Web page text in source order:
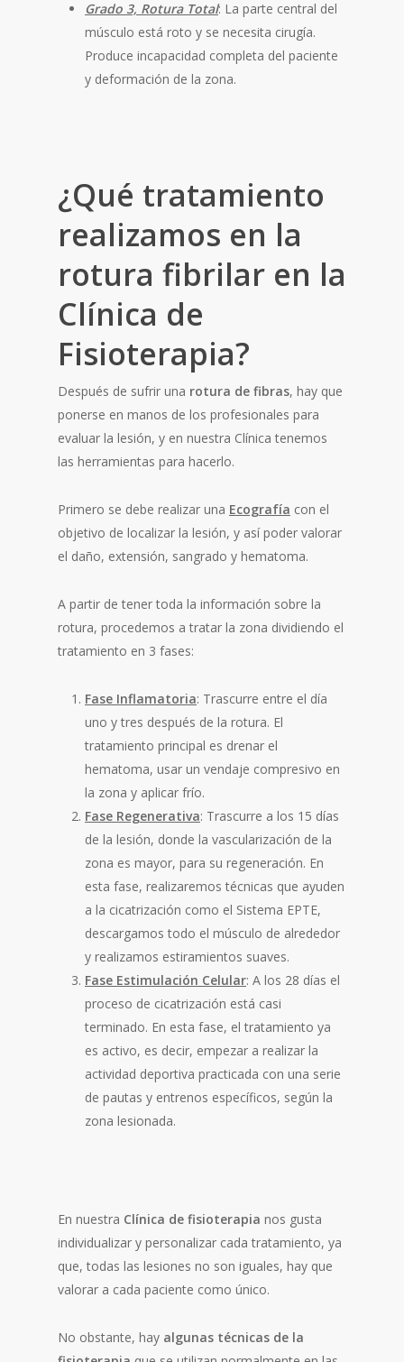
Grado 3, Rotura Total: La parte central del
músculo está roto y se necesita cirugía.
Produce incapacidad completa del paciente
y deformación de la zona.
¿Qué tratamiento
realizamos en la
rotura fibrilar en la
Clínica de
Fisioterapia?
Después de sufrir una rotura de fibras, hay que
ponerse en manos de los profesionales para
evaluar la lesión, y en nuestra Clínica tenemos
las herramientas para hacerlo.
Primero se debe realizar una Ecografía con el
objetivo de localizar la lesión, y así poder valorar
el daño, extensión, sangrado y hematoma.
A partir de tener toda la información sobre la
rotura, procedemos a tratar la zona dividiendo el
tratamiento en 3 fases:
Fase Inflamatoria: Trascurre entre el día
uno y tres después de la rotura. El
tratamiento principal es drenar el
hematoma, usar un vendaje compresivo en
la zona y aplicar frío.
Fase Regenerativa: Trascurre a los 15 días
de la lesión, donde la vascularización de la
zona es mayor, para su regeneración. En
esta fase, realizaremos técnicas que ayuden
a la cicatrización como el Sistema EPTE,
descargamos todo el músculo de alrededor
y realizamos estiramientos suaves.
Fase Estimulación Celular: A los 28 días el
proceso de cicatrización está casi
terminado. En esta fase, el tratamiento ya
es activo, es decir, empezar a realizar la
actividad deportiva practicada con una serie
de pautas y entrenos específicos, según la
zona lesionada.
En nuestra Clínica de fisioterapia nos gusta
individualizar y personalizar cada tratamiento, ya
que, todas las lesiones no son iguales, hay que
valorar a cada paciente como único.
No obstante, hay algunas técnicas de la